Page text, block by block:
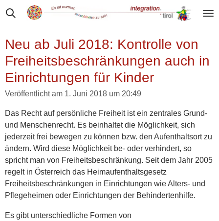
Zum
Hauptinhalt
Neu ab Juli 2018: Kontrolle von
Freiheitsbeschränkungen auch in
Einrichtungen für Kinder
Veröffentlicht am 1. Juni 2018 um 20:49
Das Recht auf persönliche Freiheit ist ein zentrales Grund-
und Menschenrecht. Es beinhaltet die Möglichkeit, sich
jederzeit frei bewegen zu können bzw. den Aufenthaltsort zu
ändern. Wird diese Möglichkeit be- oder verhindert, so
spricht man von Freiheitsbeschränkung. Seit dem Jahr 2005
regelt in Österreich das Heimaufenthaltsgesetz
Freiheitsbeschränkungen in Einrichtungen wie Alters- und
Pflegeheimen oder Einrichtungen der Behindertenhilfe.
Es gibt unterschiedliche Formen von